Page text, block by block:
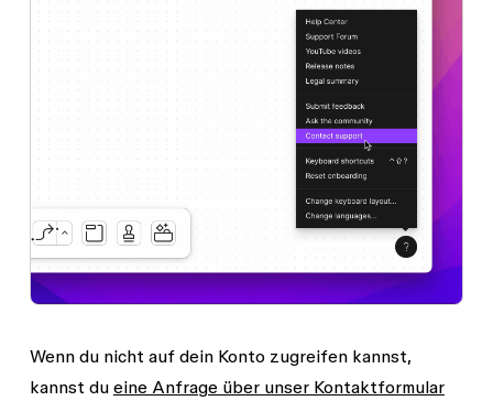
Wenn du nicht auf dein Konto zugreifen kannst,
kannst du eine Anfrage über unser Kontaktformular